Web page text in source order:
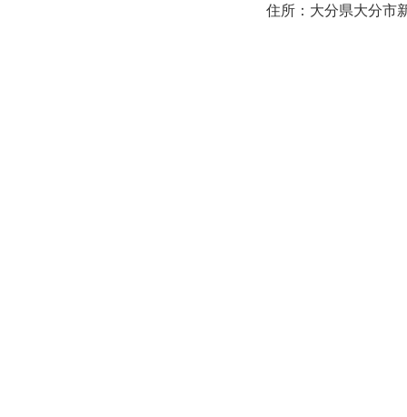
住所：大分県大分市